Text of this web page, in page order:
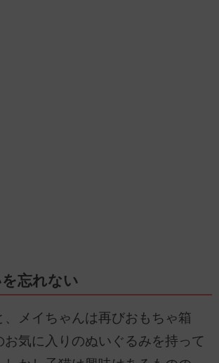
忘れない
、メイちゃんは再びおもちゃ箱
気に入りのぬいぐるみを持って